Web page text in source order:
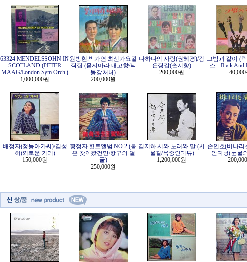
63324 MENDELSSOHN IN
SCOTLAND (PETER
MAAG/London Sym.Orch.)
1,000,000원
원방현.박가연 최신가요걸
작집 (묻지마라 내고향/낙
동강처녀)
200,000원
나하나의 사랑(권혜경)/검
은장갑(손시향)
200,000원
그밤과 같이 (
스 - Rock And
40,000
배정자(정능아가씨)/김성
하(외로운 거리)
150,000원
황정자 힛트앨범 NO.2 (봄
은 찾어왔건만/항구의 얼
굴)
250,000원
김지하 시와 노래와 말 (서
울길/옥중인터뷰)
1,200,000원
손인호(비나리
안다성(눈물